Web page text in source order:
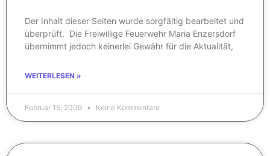
Der Inhalt dieser Seiten wurde sorgfältig bearbeitet und
überprüft. Die Freiwillige Feuerwehr Maria Enzersdorf
übernimmt jedoch keinerlei Gewähr für die Aktualität,
WEITERLESEN »
Februar 15, 2009 Keine Kommentare